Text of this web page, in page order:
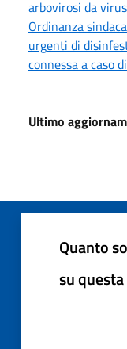
arbovirosi da
Ordinanza
urgenti di
connessa a caso
Ultimo
Quanto
su